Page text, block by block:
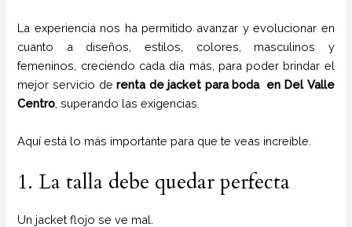
La experiencia nos ha permitido avanzar y evolucionar en
cuanto a diseños, estilos, colores, masculinos y
femeninos, creciendo cada día más, para poder brindar el
mejor servicio derenta de jacket para boda enDel Valle
Centro , superando las exigencias.
Aquí está lo más importante para que te veas increíble.
1. La talla debe quedar perfecta
Un jacket flojo se ve mal.